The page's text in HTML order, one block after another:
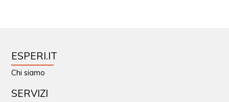
ESPERI.IT
Chi siamo
SERVIZI